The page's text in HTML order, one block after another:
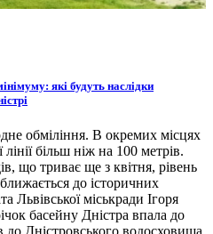
які будуть наслідки
обміління. В окремих місцях
більш ніж на 100 метрів.
що триває ще з квітня, рівень
до історичних
Львівської міськради Ігоря
басейну Дністра впала до
Дністровського водосховища